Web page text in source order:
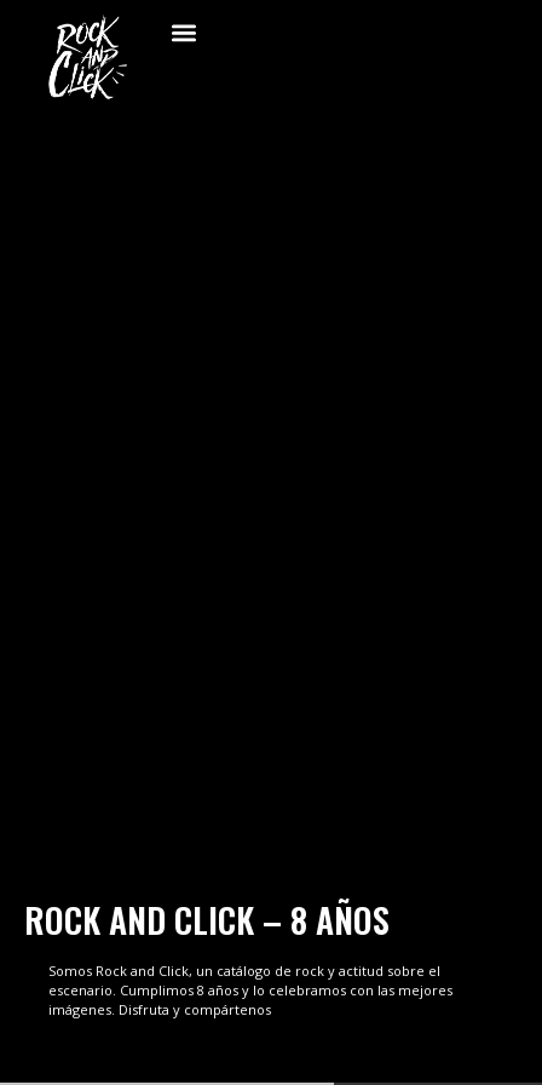
ROCK AND CLICK – 8 AÑOS
Somos Rock and Click, un catálogo de rock y actitud sobre el
escenario. Cumplimos 8 años y lo celebramos con las mejores
imágenes. Disfruta y compártenos